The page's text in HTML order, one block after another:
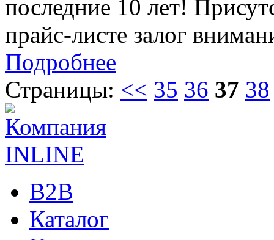
последние 10 лет!
прайс-листе залог
Подробнее
Страницы: << 35 36 37 38
B2B
Каталог